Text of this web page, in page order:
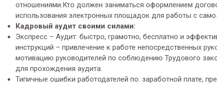
отношениями.Кто должен заниматься оформлением
использования электронных площадок для работы с
Кадровый аудит своими силами:
Экспресс – Аудит: быстро, грамотно, бесплатно и
инструкций – привлечение к работе непосредственных
мотивацию руководителей по соблюдению Трудового
для прохождения аудита.
Типичные ошибки работодателей по: заработной плате,